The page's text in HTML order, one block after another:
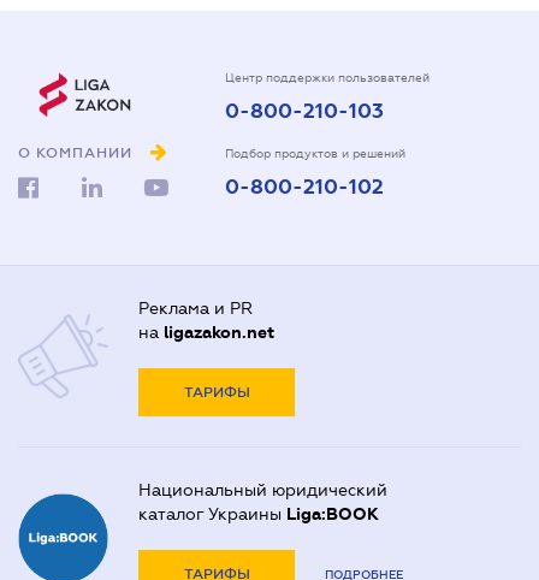
О КОМПАНИИ
Центр поддержки пользователей
0-800-210-103
Подбор продуктов и решений
0-800-210-102
Реклама и PR
на ligazakon.net
ТАРИФЫ
Национальный юридический
каталог Украины Liga:BOOK
ТАРИФЫ ПОДРОБНЕЕ